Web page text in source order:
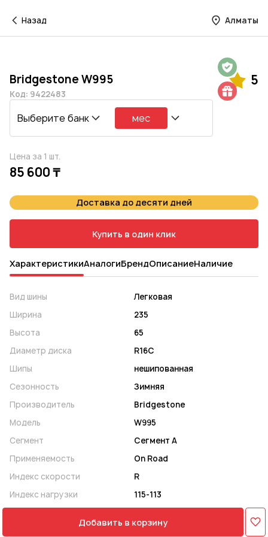
Назад Алматы
Bridgestone W995 5
Код: 9422483
Выберите банк мес
Цена за 1 шт.
85 600 ₸
Доставка до десяти дней
Купить в один клик
ХарактеристикиАналогиБрендОписаниеНаличие
Вид шины
Легковая
Ширина
235
Высота
65
Диаметр диска
R16C
Шипы
нешипованная
Сезонность
Зимняя
Производитель
Bridgestone
Модель
W995
Сегмент
Сегмент A
Применяемость
On Road
Индекс скорости
R
Индекс нагрузки
115-113
Добавить в корзину